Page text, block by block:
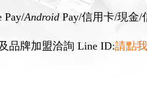
Pay/Android Pay/信用卡/現金
品牌加盟洽詢 Line ID:請點